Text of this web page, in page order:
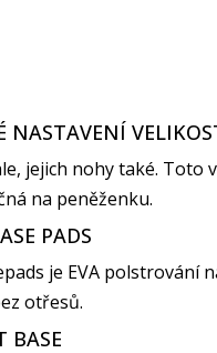
NASTAVENÍ
jejich nohy také. Toto
na peněženku.
PADS
je EVA polstrování
otřesů.
BASE